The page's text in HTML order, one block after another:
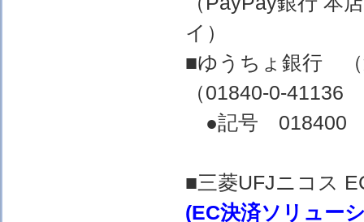
イ）
■ゆうちょ銀行 （
（01840-0-
●記号 018400
■三菱UFJニコス
(EC決済ソリュー